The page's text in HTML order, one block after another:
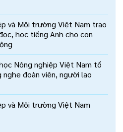
và Môi trường Việt Nam trao
học tiếng Anh cho con
Nông nghiệp Việt Nam tổ
đoàn viên, người lao
và Môi trường Việt Nam